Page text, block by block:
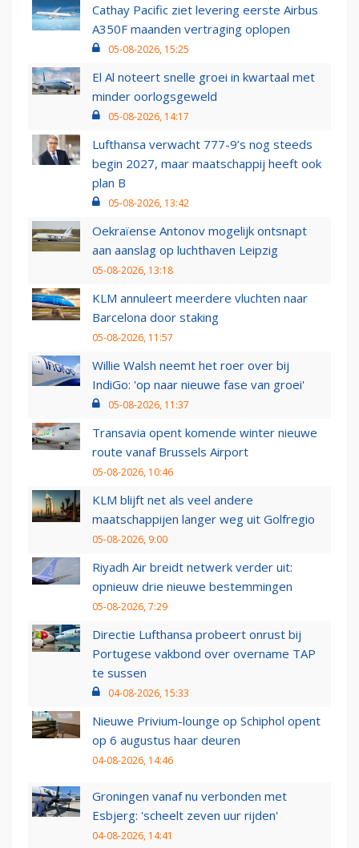
Cathay Pacific ziet levering eerste Airbus
A350F maanden vertraging oplopen
05-08-2026, 15:25
El Al noteert snelle groei in kwartaal met
minder oorlogsgeweld
05-08-2026, 14:17
Lufthansa verwacht 777-9’s nog steeds
begin 2027, maar maatschappij heeft ook
plan B
05-08-2026, 13:42
Oekraïense Antonov mogelijk ontsnapt
aan aanslag op luchthaven Leipzig
05-08-2026, 13:18
KLM annuleert meerdere vluchten naar
Barcelona door staking
05-08-2026, 11:57
Willie Walsh neemt het roer over bij
IndiGo: 'op naar nieuwe fase van groei'
05-08-2026, 11:37
Transavia opent komende winter nieuwe
route vanaf Brussels Airport
05-08-2026, 10:46
KLM blijft net als veel andere
maatschappijen langer weg uit Golfregio
05-08-2026, 9:00
Riyadh Air breidt netwerk verder uit:
opnieuw drie nieuwe bestemmingen
05-08-2026, 7:29
Directie Lufthansa probeert onrust bij
Portugese vakbond over overname TAP
te sussen
04-08-2026, 15:33
Nieuwe Privium-lounge op Schiphol opent
op 6 augustus haar deuren
04-08-2026, 14:46
Groningen vanaf nu verbonden met
Esbjerg: 'scheelt zeven uur rijden'
04-08-2026, 14:41